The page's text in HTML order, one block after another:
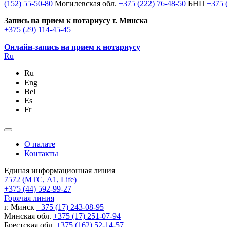
(152) 55-50-80 Могилевская обл. +375 (222) 76-48-50 БНП +375
Запись на прием к нотариусу г. Минска
+375 (29) 114-45-45
Онлайн-запись на прием к нотариусу
Ru
Ru
Eng
Bel
Es
Fr
О палате
Контакты
Единая информационная линия
7572 (МТС, A1, Life)
+375 (44) 592-99-27
Горячая линия
г. Минск +375 (17) 243-08-95
Минская обл. +375 (17) 251-07-94
Брестская обл. +375 (162) 52-14-57